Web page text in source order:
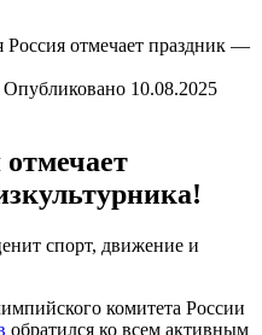
Россия отмечает праздник —
Опубликовано 10.08.2025
отмечает
спорт, движение и
комитета России
обратился ко всем активным